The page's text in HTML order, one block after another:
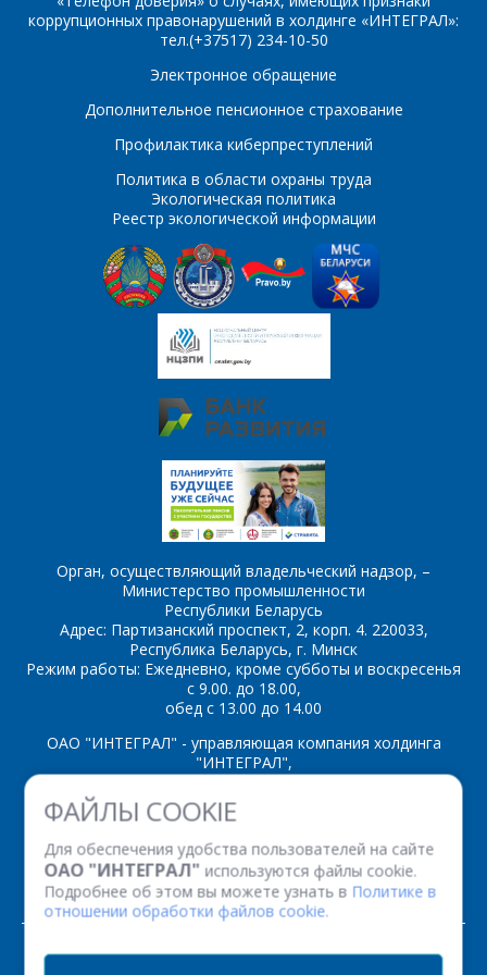
ФАЙЛЫ COOKIE
Для обеспечения удобства пользователей на сайте
ОАО "ИНТЕГРАЛ" используются файлы cookie.
Подробнее об этом вы можете узнать в Политике в
отношении обработки файлов cookie.
ПОИСК
коррупционных правонарушений в холдинге «ИНТЕГРАЛ»:
тел.(+37517) 234-10-50
Электронное обращение
Дополнительное пенсионное страхование
Профилактика киберпреступлений
Политика в области охраны труда
Экологическая политика
Реестр экологической информации
Орган, осуществляющий владельческий надзор, –
Министерство промышленности
Республики Беларусь
Адрес: Партизанский проспект, 2, корп. 4. 220033,
Республика Беларусь, г. Минск
Режим работы: Ежедневно, кроме субботы и воскресенья
с 9.00. до 18.00,
обед с 13.00 до 14.00
ОАО "ИНТЕГРАЛ" - управляющая компания холдинга
"ИНТЕГРАЛ",
ул. Казинца И.П., д.121А, комната 327, г. Минск, 220108,
Республика Беларусь
Факс: (+375 17) 338 12 94 УНП 100386629
Рег. номер 100386629 от 01.08.2013 г.
© 2026. Все права защищены.
Телефон*
E-mail*
Интересующий товар/
*
Комментарий*
- обязательные
поля
ОТПРАВИТЬ
E-mail
Интересующий товар/
Сообщение*
Я согласен на
обработку
персональных данных*
*- обязательные
поля
ОТПРАВИТЬ